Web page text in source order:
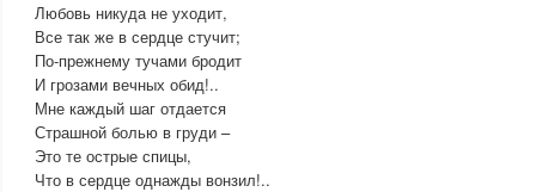
Любовь никуда не уходит,
Все так же в сердце стучит;
По-прежнему тучами бродит
И грозами вечных обид!..
Мне каждый шаг отдается
Страшной болью в груди –
Это те острые спицы,
Что в сердце однажды вонзил!..